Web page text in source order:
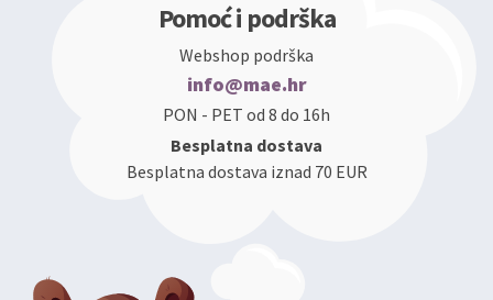
Pomoć i podrška
Webshop podrška
info@mae.hr
PON - PET od 8 do 16h
Besplatna dostava
Besplatna dostava iznad 70 EUR